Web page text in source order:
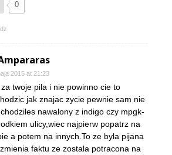
0
2015 at 21:23
za twoje pila i nie powinno cie to
jak znajac zycie pewnie sam nie
nawalony z indigo czy mpgk-
ulicy,wiec najpierw popatrz na
a potem na innych.To ze byla pijana
faktu ze zostala potracona na